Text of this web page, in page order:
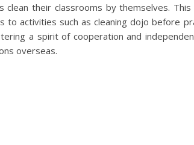
clean their classrooms by themselves.
to activities such as cleaning dojo before
a spirit of cooperation and
overseas.